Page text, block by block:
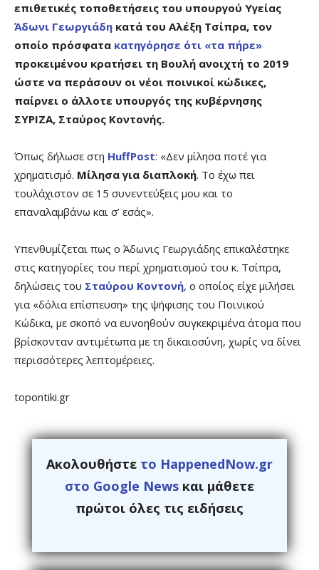
επιθετικές τοποθετήσεις του υπουργού Υγείας
Άδωνι Γεωργιάδη κατά του Αλέξη Τσίπρα, τον
οποίο πρόσφατα κατηγόρησε ότι «τα πήρε»
προκειμένου κρατήσει τη Βουλή ανοιχτή το 2019
ώστε να περάσουν οι νέοι ποινικοί κώδικες,
παίρνει ο άλλοτε υπουργός της κυβέρνησης
ΣΥΡΙΖΑ, Σταύρος Κοντονής.
Όπως δήλωσε στη HuffPost: «Δεν μίλησα ποτέ για
χρηματισμό. Μίλησα για διαπλοκή. Το έχω πει
τουλάχιστον σε 15 συνεντεύξεις μου και το
επαναλαμβάνω και σ’ εσάς».
Υπενθυμίζεται πως ο Άδωνις Γεωργιάδης επικαλέστηκε
στις κατηγορίες του περί χρηματισμού του κ. Τσίπρα,
δηλώσεις του Σταύρου Κοντονή, ο οποίος είχε μιλήσει
για «δόλια επίσπευση» της ψήφισης του Ποινικού
Κώδικα, με σκοπό να ευνοηθούν συγκεκριμένα άτομα που
βρίσκονταν αντιμέτωπα με τη δικαιοσύνη, χωρίς να δίνει
περισσότερες λεπτομέρειες.
topontiki.gr
Ακολουθήστε το HappenedNow.gr
στο Google News και μάθετε
πρώτοι όλες τις ειδήσεις